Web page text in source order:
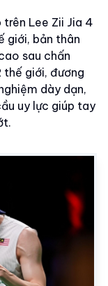
Lee Zii Jia 4
giới, bản thân
sau chấn
thế giới, đương
dày dạn,
uy lực giúp tay